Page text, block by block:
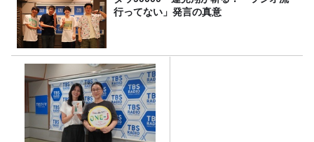
行ってない」発言の真意